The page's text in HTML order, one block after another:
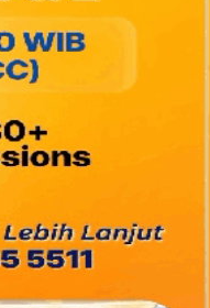
dipesan via
Facebook.